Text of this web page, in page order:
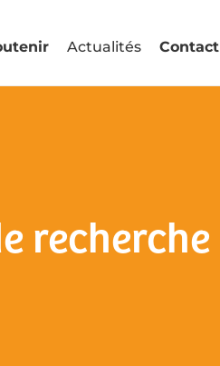
Actualités Contact
recherche